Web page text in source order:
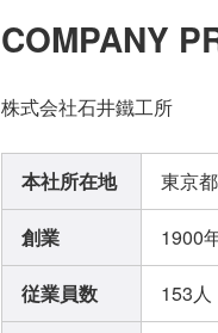
COMPANY
株式会社石井鐵工所
本社所在地 東京
創業 1900
従業員数 153人